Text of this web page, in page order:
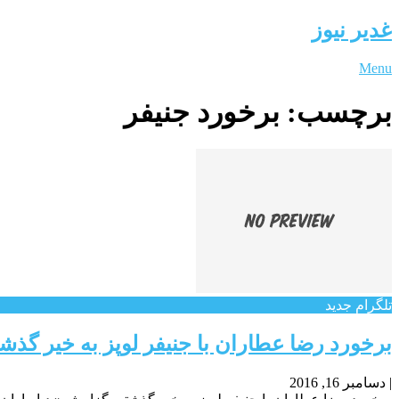
غدیر نیوز
Menu
برچسب: برخورد جنیفر
تلگرام جدید
برخورد رضا عطاران با جنیفر لوپز به خیر
| دسامبر 16, 2016